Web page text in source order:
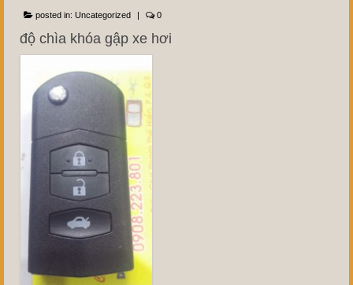
posted in: Uncategorized | 0
độ chìa khóa gập xe hơi